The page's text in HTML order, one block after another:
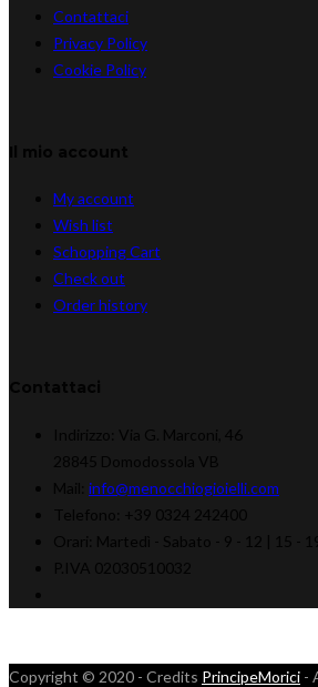
Contattaci
Privacy Policy
Cookie Policy
My account
Wish list
Schopping Cart
Check out
Order history
info@menocchiogioielli.com
Copyright © 2020 - Credits PrincipeMorici -